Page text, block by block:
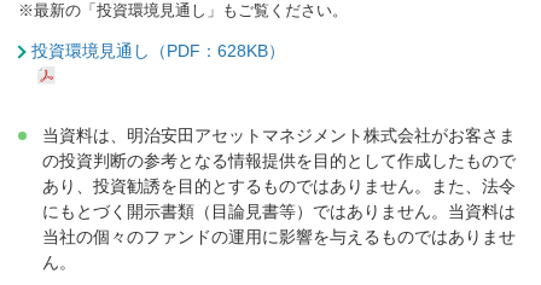
※最新の「投資環境見通し」もご覧ください。
投資環境見通し（PDF：628KB）
当資料は、明治安田アセットマネジメント株式会社がお客さま
の投資判断の参考となる情報提供を目的として作成したもので
あり、投資勧誘を目的とするものではありません。また、法令
にもとづく開示書類（目論見書等）ではありません。当資料は
当社の個々のファンドの運用に影響を与えるものではありませ
ん。